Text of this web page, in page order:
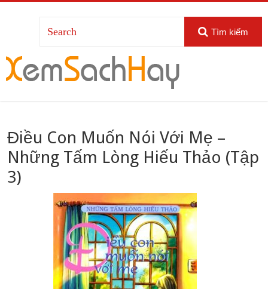
Tìm kiếm
Điều Con Muốn Nói Với Mẹ –
Những Tấm Lòng Hiếu Thảo (Tập
3)